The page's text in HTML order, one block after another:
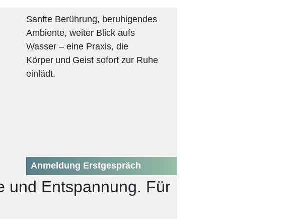
Sanfte Berührung, beruhigendes
Ambiente, weiter Blick aufs
Wasser – eine Praxis, die
Körper und Geist sofort zur Ruhe
einlädt.
Anmeldung Erstgespräch
und Entspannung. Für